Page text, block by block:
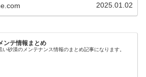
2025.01.02
ンテ情報まとめ
い砂漠のメンテナンス情報のまとめ記事になります。